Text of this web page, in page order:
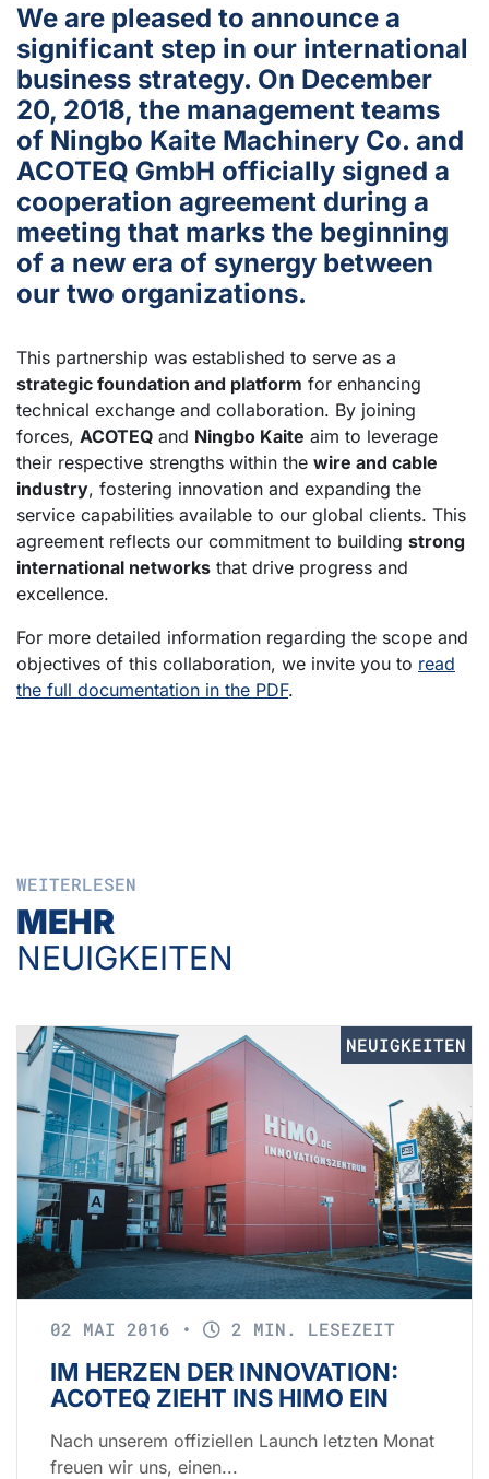
We are pleased to announce a
significant step in our international
business strategy. On December
20, 2018, the management teams
of Ningbo Kaite Machinery Co. and
ACOTEQ GmbH officially signed a
cooperation agreement during a
meeting that marks the beginning
of a new era of synergy between
our two organizations.
This partnership was established to serve as a
strategic foundation and platform for enhancing
technical exchange and collaboration. By joining
forces, ACOTEQ and Ningbo Kaite aim to leverage
their respective strengths within the wire and cable
industry, fostering innovation and expanding the
service capabilities available to our global clients. This
agreement reflects our commitment to building strong
international networks that drive progress and
excellence.
For more detailed information regarding the scope and
objectives of this collaboration, we invite you to read
the full documentation in the PDF.
WEITERLESEN
MEHR
NEUIGKEITEN
NEUIGKEITEN
02 MAI 2016 • 2 MIN. LESEZEIT
IM HERZEN DER INNOVATION:
ACOTEQ ZIEHT INS HIMO EIN
Nach unserem offiziellen Launch letzten Monat
freuen wir uns, einen...